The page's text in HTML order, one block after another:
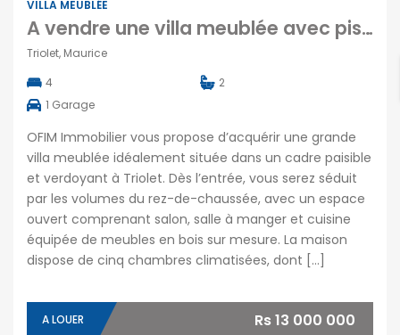
VILLA MEUBLÉE
A vendre une villa meublée avec piscine et jardin dans un cadre verdoyant et calme à Triolet
Triolet, Maurice
4
2
1 Garage
OFIM Immobilier vous propose d’acquérir une grande
villa meublée idéalement située dans un cadre paisible
et verdoyant à Triolet. Dès l’entrée, vous serez séduit
par les volumes du rez-de-chaussée, avec un espace
ouvert comprenant salon, salle à manger et cuisine
équipée de meubles en bois sur mesure. La maison
dispose de cinq chambres climatisées, dont […]
A LOUER Rs 13 000 000